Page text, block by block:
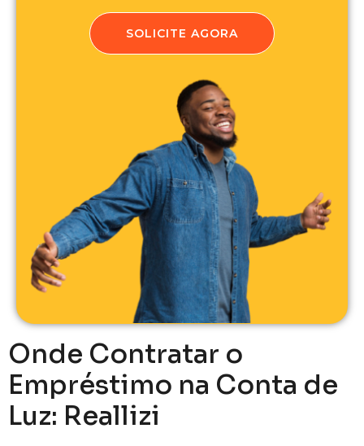
SOLICITE AGORA
Onde Contratar o
Empréstimo na Conta de
Luz: Reallizi